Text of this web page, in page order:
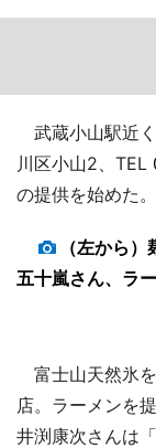
武蔵小山駅近
川区小山2、TEL
の提供を始めた。
（左から
五十嵐さん、ラ
富士山天然氷
店。ラーメンを
井渕康次さんは